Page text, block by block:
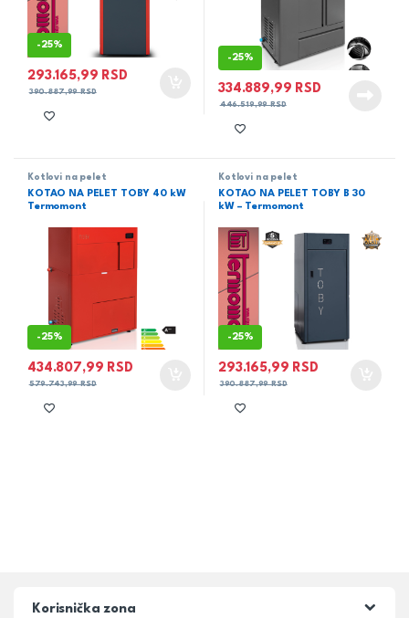
-25%
293.165,99 RSD
390.887,99RSD
-25%
334.889,99 RSD
446.519,99RSD
Kotlovi na pelet
KOTAO NA PELET TOBY 40 kW
Termomont
-25%
434.807,99 RSD
579.743,99RSD
Kotlovi na pelet
KOTAO NA PELET TOBY B 30
kW – Termomont
-25%
293.165,99 RSD
390.887,99RSD
Korisnička zona